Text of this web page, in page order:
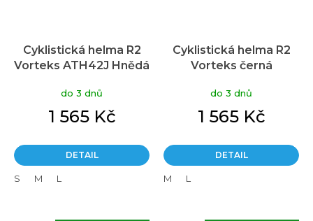
Cyklistická helma R2
Vorteks ATH42J Hnědá
do 3 dnů
1 565 Kč
DETAIL
S M L
Cyklistická helma R2
Vorteks černá
do 3 dnů
1 565 Kč
DETAIL
M L